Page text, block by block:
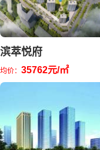
滨萃悦府
均价： 35762元/㎡